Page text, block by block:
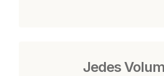
Jedes